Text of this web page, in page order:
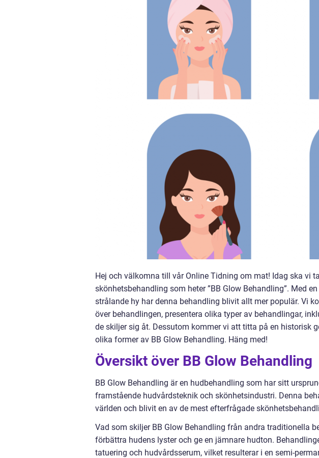
Hej och välkomna till vår Online Tidning om mat! Idag ska vi
skönhetsbehandling som heter ”BB Glow Behandling”. Med
strålande hy har denna behandling blivit allt mer populär. Vi
över behandlingen, presentera olika typer av behandlingar,
de skiljer sig åt. Dessutom kommer vi att titta på en historisk
olika former av BB Glow Behandling. Häng med!
Översikt över BB Glow Behandling
BB Glow Behandling är en hudbehandling som har sitt
framstående hudvårdsteknik och skönhetsindustri. Denna
världen och blivit en av de mest efterfrågade
Vad som skiljer BB Glow Behandling från andra traditionella
förbättra hudens lyster och ge en jämnare hudton.
tatuering och hudvårdsserum, vilket resulterar i en semi-